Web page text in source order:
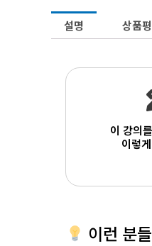
설명 상품
이 강의
이렇
이런 분